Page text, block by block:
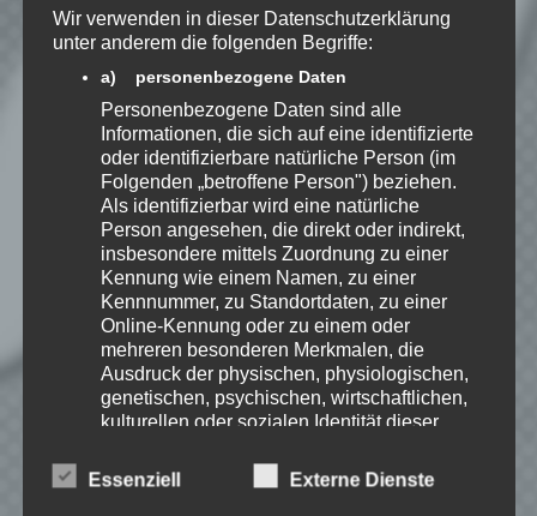
Benachrichtige mich über neue
Beiträge via E-Mail.
Speedy
Ich spiele leidenschaftlich
gerne Strategie, Aufbau und
Puzzle-Spiele. Als Gründer
von Kellerkind.org biete ich
Berichte zu meinen Spiele-Favoriten und
Tutorials zu Themen rund um Web-
Entwicklung.
Erfahre mehr über Speedy auf:
Wir verwenden in dieser Datenschutzerklärung
unter anderem die folgenden Begriffe:
a) personenbezogene Daten
Personenbezogene Daten sind alle
Informationen, die sich auf eine identifizierte
oder identifizierbare natürliche Person (im
Folgenden „betroffene Person") beziehen.
Als identifizierbar wird eine natürliche
Person angesehen, die direkt oder indirekt,
insbesondere mittels Zuordnung zu einer
Kennung wie einem Namen, zu einer
Kennnummer, zu Standortdaten, zu einer
Online-Kennung oder zu einem oder
mehreren besonderen Merkmalen, die
Ausdruck der physischen, physiologischen,
genetischen, psychischen, wirtschaftlichen,
kulturellen oder sozialen Identität dieser
kann.
Essenziell Externe Dienste